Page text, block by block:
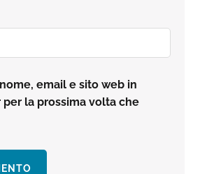
email e sito web in
la prossima volta che